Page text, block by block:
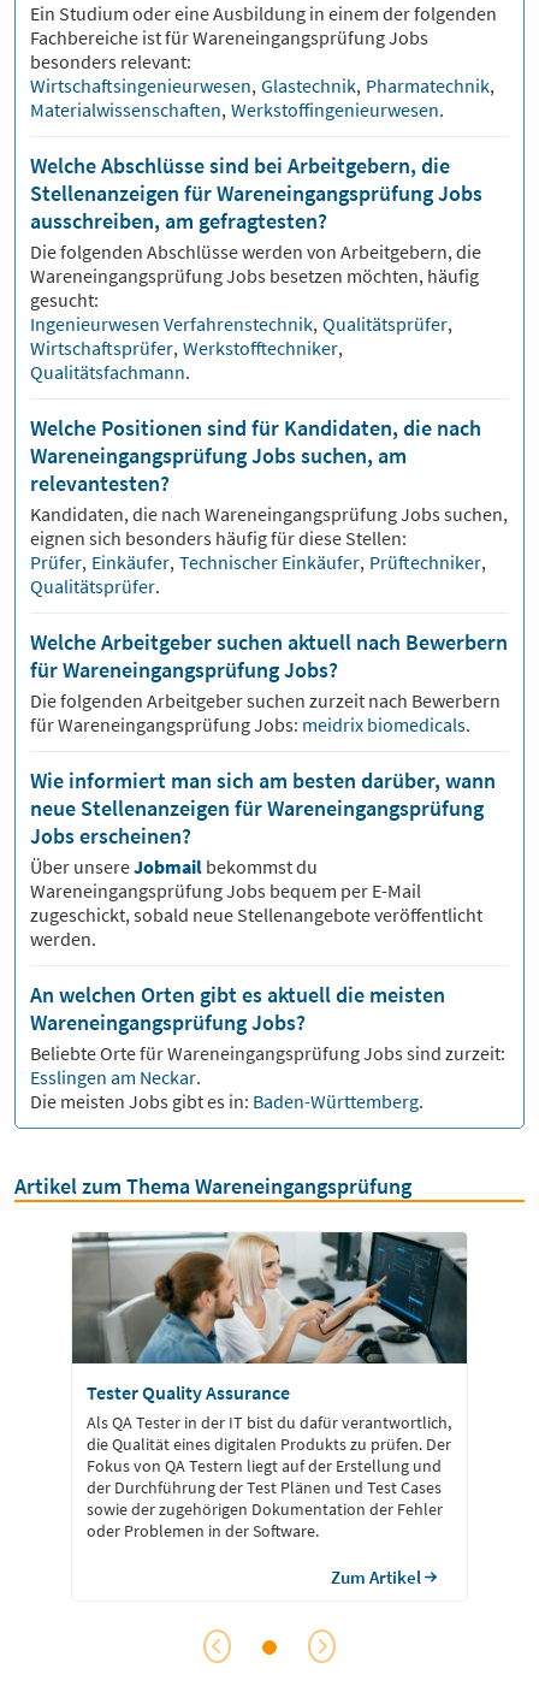
Ein Studium oder eine Ausbildung in einem der folgenden
Fachbereiche ist fürWareneingangsprüfungJobs
besonders relevant:
Wirtschaftsingenieurwesen, Glastechnik, Pharmatechnik,
Materialwissenschaften, Werkstoffingenieurwesen.
Welche Abschlüsse sind bei Arbeitgebern, die
Stellenanzeigen für Wareneingangsprüfung Jobs
ausschreiben, am gefragtesten?
Die folgenden Abschlüsse werden von Arbeitgebern, die
WareneingangsprüfungJobs besetzen möchten, häufig
gesucht:
Ingenieurwesen Verfahrenstechnik, Qualitätsprüfer,
Wirtschaftsprüfer, Werkstofftechniker,
Qualitätsfachmann.
Welche Positionen sind für Kandidaten, die nach
Wareneingangsprüfung Jobs suchen, am
relevantesten?
Kandidaten, die nach WareneingangsprüfungJobs suchen,
eignen sich besonders häufig für diese Stellen:
Prüfer, Einkäufer, Technischer Einkäufer, Prüftechniker,
Qualitätsprüfer.
Welche Arbeitgeber suchen aktuell nach Bewerbern
für Wareneingangsprüfung Jobs?
Die folgenden Arbeitgeber suchen zurzeit nach Bewerbern
fürWareneingangsprüfungJobs: meidrix biomedicals.
Wie informiert man sich am besten darüber, wann
neue Stellenanzeigen für Wareneingangsprüfung
Jobs erscheinen?
Über unsereJobmail bekommst du
WareneingangsprüfungJobs bequem per E-Mail
zugeschickt, sobald neue Stellenangebote veröffentlicht
werden.
An welchen Orten gibt es aktuell die meisten
Wareneingangsprüfung Jobs?
Beliebte Orte fürWareneingangsprüfungJobs sind zurzeit:
Esslingen am Neckar.
Die meisten Jobs gibt es in: Baden-Württemberg.
Artikel zum Thema Wareneingangsprüfung
Tester Quality Assurance
Als QA Tester in der IT bist du dafür verantwortlich,
die Qualität eines digitalen Produkts zu prüfen. Der
Fokus von QA Testern liegt auf der Erstellung und
der Durchführung der Test Plänen und Test Cases
sowie der zugehörigen Dokumentation der Fehler
oder Problemen in der Software.
Zum Artikel